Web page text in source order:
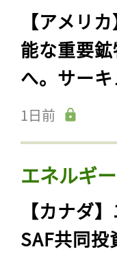
【アメリ
能な重要
へ。サー
1日前
エネルギ
【カナダ
SAF共同